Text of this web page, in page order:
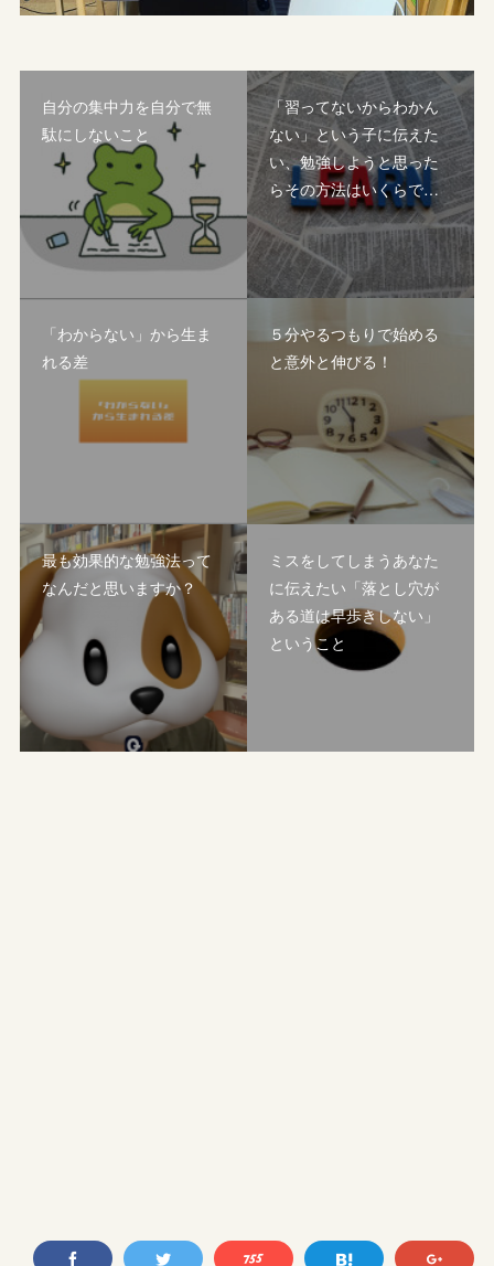
自分の集中力を自分で無
駄にしないこと
「習ってないからわかん
ない」という子に伝えた
い、勉強しようと思った
らその方法はいくらで…
「わからない」から生ま
れる差
５分やるつもりで始める
と意外と伸びる！
最も効果的な勉強法って
なんだと思いますか？
ミスをしてしまうあなた
に伝えたい「落とし穴が
ある道は早歩きしない」
ということ